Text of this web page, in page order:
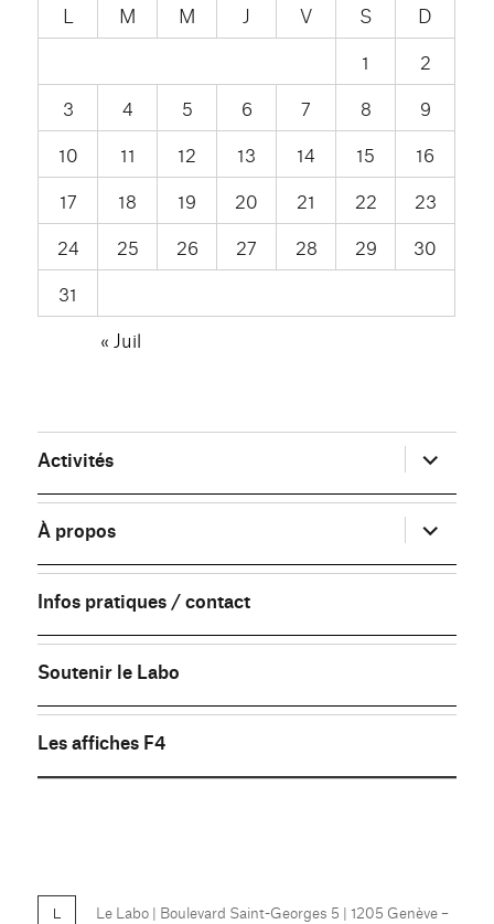
L M M J V S
D
1
2
3
4 5 6 7 8
9
10
11 12 13 14 15
16
17
18 19 20 21 22
23
24
25 26 27 28 29
30
31
« Juil
Activités ouvrir
le
sous-
menu
À propos
ouvrir
le
sous-
menu
Infos pratiques / contact
Soutenir le Labo
Les affiches F4
Le Labo | Boulevard Saint-Georges 5 | 1205 Genève –